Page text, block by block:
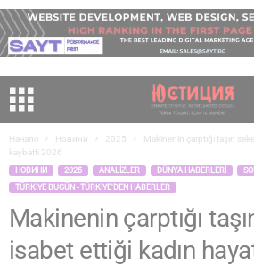
Начало Новини 2025
Makinenin çarptığı taşın
kaybetti 2026
НОВИНИ 2025 ANALIZLER DÜNYA HABERLERI
TÜRKIYE BUGÜN - TÜRKIYE'DEN HABERLER
Makinenin çarptığı
isabet ettiği kadın